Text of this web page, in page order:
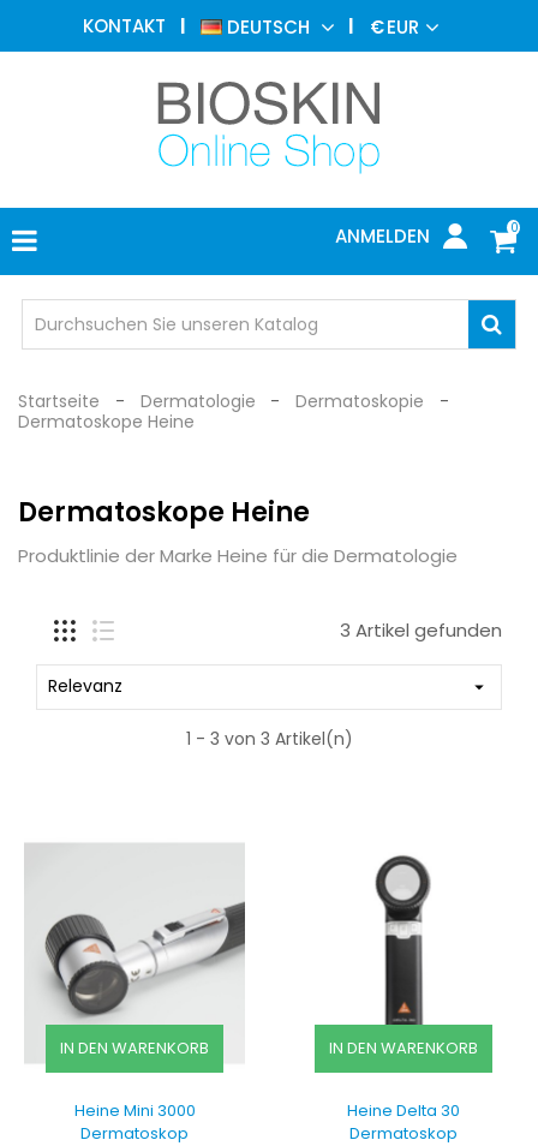
KONTAKT DEUTSCH €EUR
0
ANMELDEN
ÄSTHETISCHE
MEDIZIN
DERMATOLOGIE
PHOTOTHERAPIE
MEDIZINISCH
INDIVIDUEL
SCHUTZ
Startseite Dermatologie
Dermatoskopie
Dermatoskope Heine
Dermatoskope Heine
Produktlinie der Marke Heine für die Dermatologie
3 Artikel gefunden
Relevanz 
1 - 3 von 3 Artikel(n)
IN DEN WARENKORB
Heine Mini 3000
Dermatoskop
IN DEN WARENKORB
Heine Delta 30
Dermatoskop